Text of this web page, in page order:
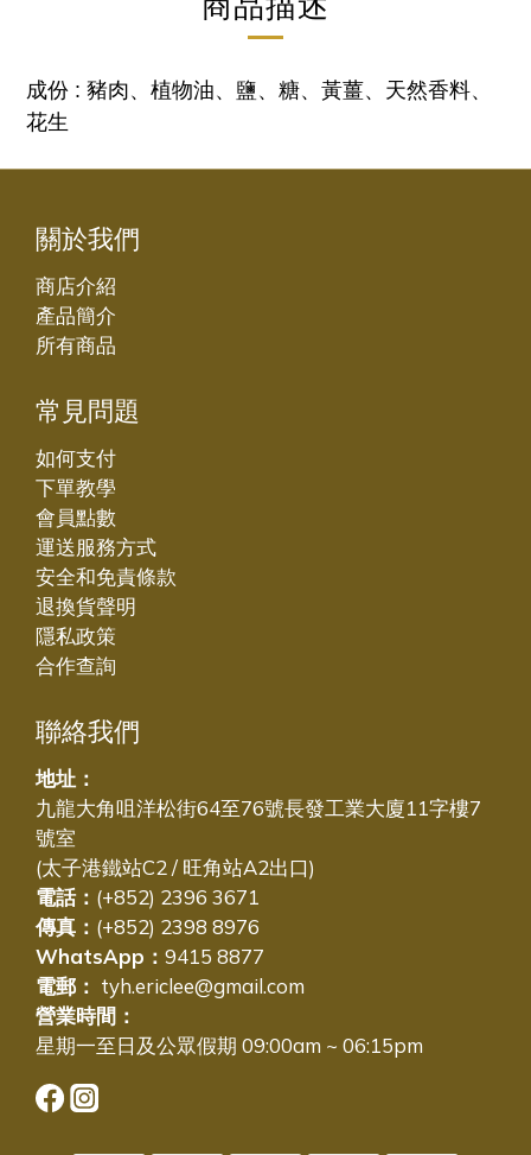
成份 : 豬肉、植物油、鹽、糖、黃薑、天然香料、
花生
關於我們
商店介紹
產品簡介
所有商品
常見問題
如何支付
下單教學
會員點數
運送服務方式
安全和免責條款
退換貨聲明
隱私政策
合作查詢
聯絡我們
地址：
九龍大角咀洋松街64至76號長發工業大廈11字樓7
號室
(太子港鐵站C2 / 旺角站A2出口)
電話： (+852) 2396 3671
傳真： (+852) 2398 8976
WhatsApp： 9415 8877
電郵： tyh.ericlee@gmail.com
營業時間：
星期一至日及公眾假期 09:00am ~ 06:15pm